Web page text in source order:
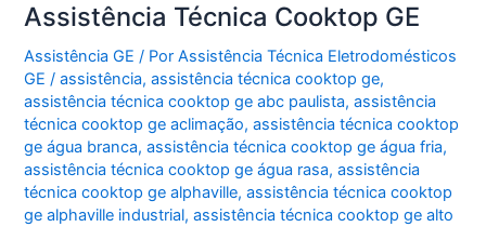
Assistência Técnica Cooktop GE
Assistência GE / PorAssistência Técnica Eletrodomésticos
GE/assistência,assistência técnica cooktop ge,
assistência técnica cooktop ge abc paulista,assistência
técnica cooktop ge aclimação,assistência técnica cooktop
ge água branca,assistência técnica cooktop ge água fria,
assistência técnica cooktop ge água rasa,assistência
técnica cooktop ge alphaville,assistência técnica cooktop
ge alphaville industrial,assistência técnica cooktop ge alto